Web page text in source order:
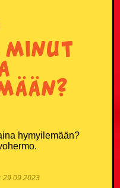
minut
hymyilemään?
29.09.2023